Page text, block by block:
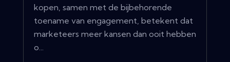
kopen, samen met de bijbehorende
toename van engagement, betekent dat
marketeers meer kansen dan ooit hebben
o...